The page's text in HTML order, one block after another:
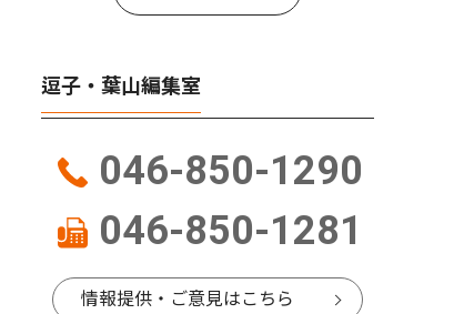
逗子・葉山編集室
046-850-1290
046-850-1281
情報提供・ご意見はこちら